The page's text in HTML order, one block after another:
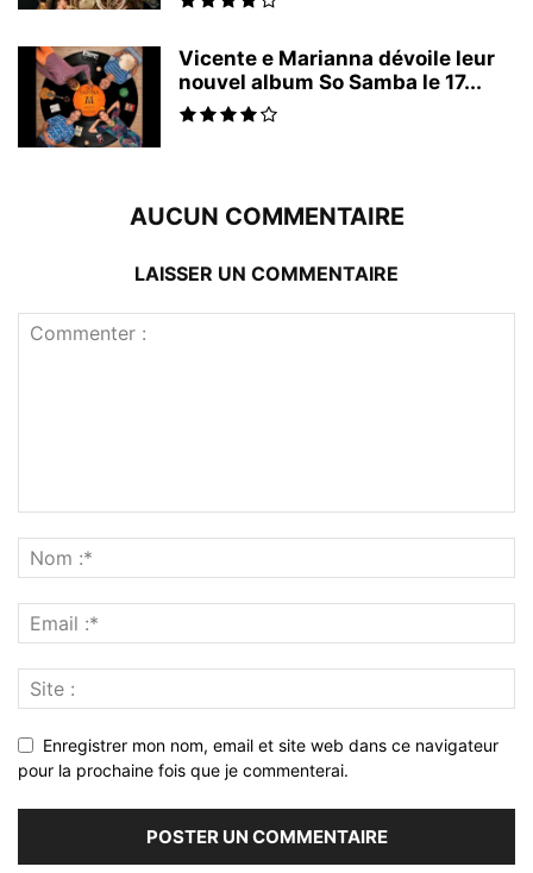
Vicente e Marianna dévoile leur
nouvel album So Samba le 17...
AUCUN COMMENTAIRE
LAISSER UN COMMENTAIRE
Enregistrer mon nom, email et site web dans ce navigateur
pour la prochaine fois que je commenterai.